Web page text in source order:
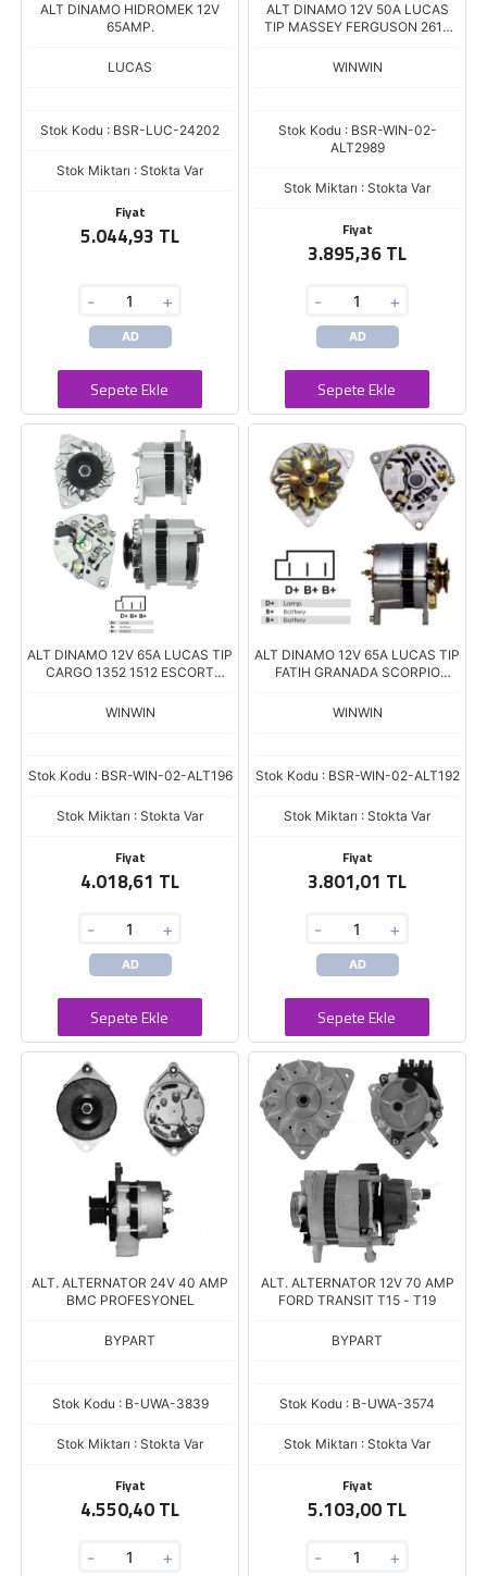
ALT DINAMO HIDROMEK 12V
65AMP.
LUCAS
Stok Kodu : BSR-LUC-24202
Stok Miktarı : Stokta Var
Fiyat
5.044,93 TL
- +
AD
Sepete Ekle
ALT DINAMO 12V 50A LUCAS
TIP MASSEY FERGUSON 2615
WINWIN
Stok Kodu : BSR-WIN-02-
ALT2989
Stok Miktarı : Stokta Var
Fiyat
3.895,36 TL
- +
AD
Sepete Ekle
ALT DINAMO 12V 65A LUCAS TIP
CARGO 1352 1512 ESCORT
WINWIN
Stok Kodu : BSR-WIN-02-ALT196
Stok Miktarı : Stokta Var
Fiyat
4.018,61 TL
- +
AD
Sepete Ekle
ALT DINAMO 12V 65A LUCAS TIP
FATIH GRANADA SCORPIO
PERKINS
WINWIN
Stok Kodu : BSR-WIN-02-ALT192
Stok Miktarı : Stokta Var
Fiyat
3.801,01 TL
- +
AD
Sepete Ekle
ALT. ALTERNATOR 24V 40 AMP
BMC PROFESYONEL
BYPART
Stok Kodu : B-UWA-3839
Stok Miktarı : Stokta Var
Fiyat
4.550,40 TL
- +
ALT. ALTERNATOR 12V 70 AMP
FORD TRANSIT T15 - T19
BYPART
Stok Kodu : B-UWA-3574
Stok Miktarı : Stokta Var
Fiyat
5.103,00 TL
- +